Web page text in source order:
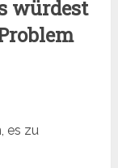
würdest
es zu